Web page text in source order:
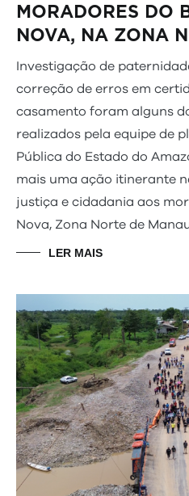
MORADORES DO
NOVA, NA ZONA
Investigação de
correção de erros em
casamento foram alguns
realizados pela equipe de
Pública do Estado do
mais uma ação itinerante
justiça e cidadania aos
Nova, Zona Norte de
LER MAIS